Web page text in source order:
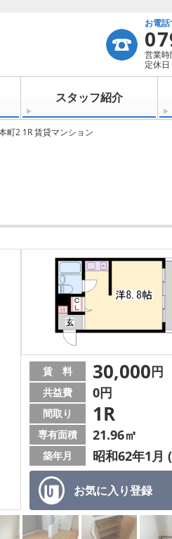
お電
営業
定休
スタッフ紹介
町2 1R 賃貸マンション
お気に入り登録
賃 料 30,000円
共益費 0円
間取り 1R
専有面積 21.96㎡
築年月 昭和62年1月